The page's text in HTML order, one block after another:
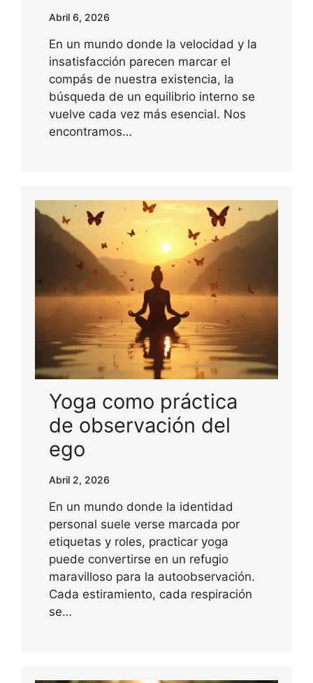
Abril 6, 2026
En un mundo donde la velocidad y la
insatisfacción parecen marcar el
compás de nuestra existencia, la
búsqueda de un equilibrio interno se
vuelve cada vez más esencial. Nos
encontramos…
Yoga como práctica
de observación del
ego
Abril 2, 2026
En un mundo donde la identidad
personal suele verse marcada por
etiquetas y roles, practicar yoga
puede convertirse en un refugio
maravilloso para la autoobservación.
Cada estiramiento, cada respiración
se…